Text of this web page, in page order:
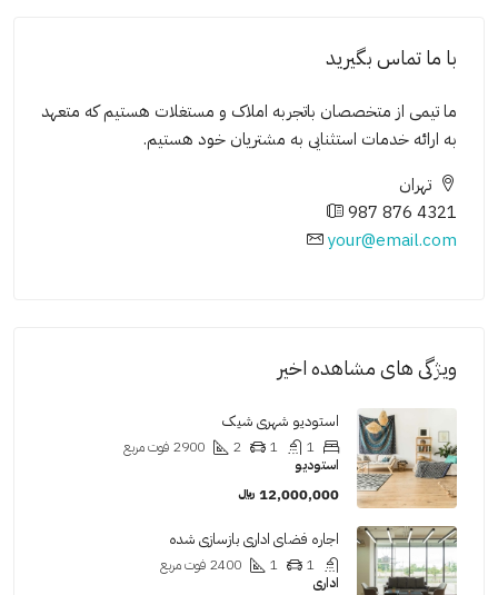
با ما تماس بگیرید
ما تیمی از متخصصان باتجربه املاک و مستغلات هستیم که متعهد
به ارائه خدمات استثنایی به مشتریان خود هستیم.
تهران
987 876 4321
your@email.com
ویژگی های مشاهده اخیر
استودیو شهری شیک
1
1
2
2900 فوت مربع
استودیو
12,000,000 ﷼
اجاره فضای اداری بازسازی شده
1
1
2400 فوت مربع
اداری